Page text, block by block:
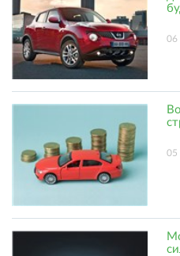
06
05